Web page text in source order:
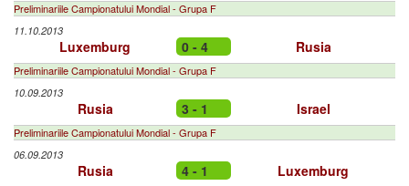
Preliminariile Campionatului Mondial - Grupa F
11.10.2013
Luxemburg 0 - 4 Rusia
Preliminariile Campionatului Mondial - Grupa F
10.09.2013
Rusia 3 - 1 Israel
Preliminariile Campionatului Mondial - Grupa F
06.09.2013
Rusia 4 - 1 Luxemburg